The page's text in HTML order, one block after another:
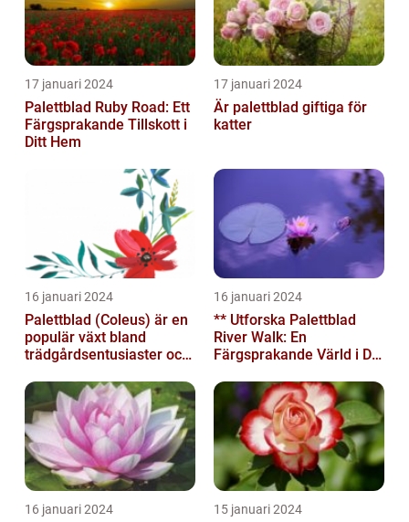
17 januari 2024
Palettblad Ruby Road: Ett
Färgsprakande Tillskott i
Ditt Hem
17 januari 2024
Är palettblad giftiga för
katter
16 januari 2024
Palettblad (Coleus) är en
populär växt bland
trädgårdsentusiaster och
16 januari 2024
** Utforska Palettblad
River Walk: En
Färgsprakande Värld i Din
16 januari 2024 15 januari 2024